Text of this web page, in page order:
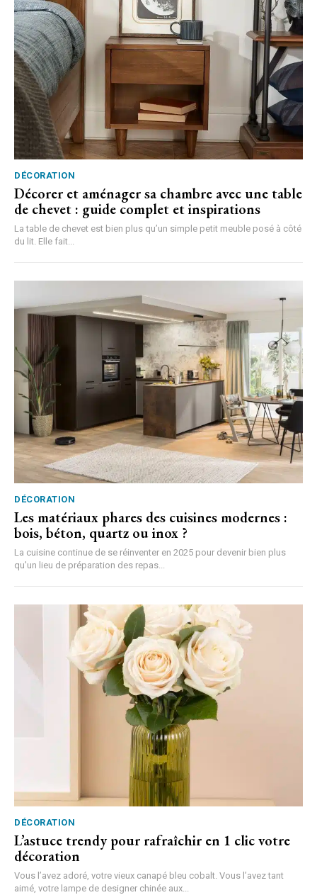
DÉCORATION
Décorer et aménager sa chambre avec une table
de chevet : guide complet et inspirations
La table de chevet est bien plus qu’un simple petit meuble posé à côté
du lit. Elle fait...
DÉCORATION
Les matériaux phares des cuisines modernes :
bois, béton, quartz ou inox ?
La cuisine continue de se réinventer en 2025 pour devenir bien plus
qu’un lieu de préparation des repas...
DÉCORATION
L’astuce trendy pour rafraîchir en 1 clic votre
décoration
Vous l’avez adoré, votre vieux canapé bleu cobalt. Vous l’avez tant
aimé, votre lampe de designer chinée aux...